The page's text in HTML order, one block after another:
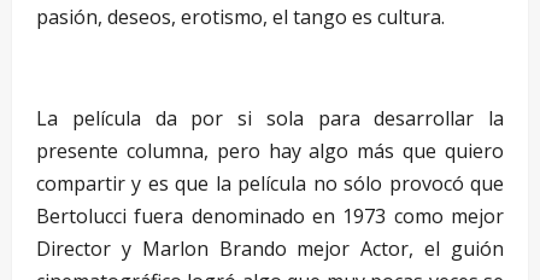
pasión, deseos, erotismo, el tango es cultura.
La película da por si sola para desarrollar la
presente columna, pero hay algo más que quiero
compartir y es que la película no sólo provocó que
Bertolucci fuera denominado en 1973 como mejor
Director y Marlon Brando mejor Actor, el guión